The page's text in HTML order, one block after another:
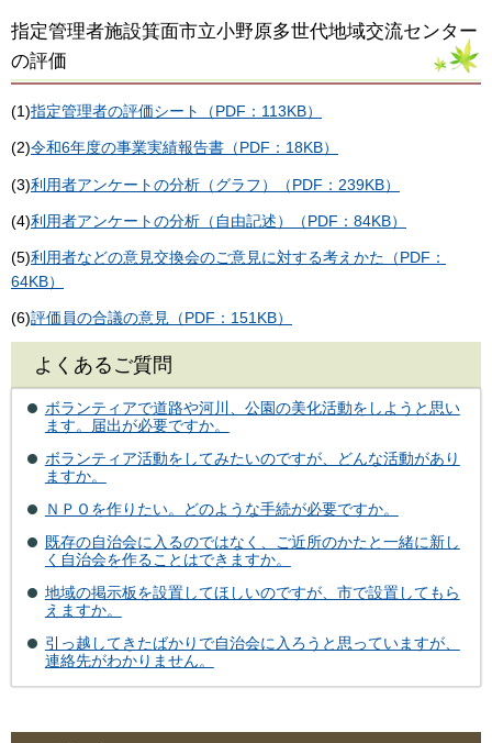
指定管理者施設箕面市立小野原多世代地域交流センター
の評価
(1)指定管理者の評価シート（PDF：113KB）
(2)令和6年度の事業実績報告書（PDF：18KB）
(3)利用者アンケートの分析（グラフ）（PDF：239KB）
(4)利用者アンケートの分析（自由記述）（PDF：84KB）
(5)利用者などの意見交換会のご意見に対する考えかた（PDF：
64KB）
(6)評価員の合議の意見（PDF：151KB）
よくあるご質問
ボランティアで道路や河川、公園の美化活動をしようと思い
ます。届出が必要ですか。
ボランティア活動をしてみたいのですが、どんな活動があり
ますか。
ＮＰＯを作りたい。どのような手続が必要ですか。
既存の自治会に入るのではなく、ご近所のかたと一緒に新し
く自治会を作ることはできますか。
地域の掲示板を設置してほしいのですが、市で設置してもら
えますか。
引っ越してきたばかりで自治会に入ろうと思っていますが、
連絡先がわかりません。